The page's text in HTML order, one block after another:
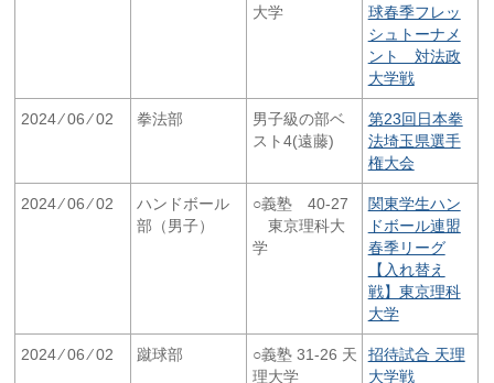
大学
球春季フレッ
シュトーナメ
ント 対法政
大学戦
2024 ⁄ 06 ⁄ 02 拳法部
男子級の部ベ
スト4(遠藤)
第23回日本拳
法埼玉県選手
権大会
2024 ⁄ 06 ⁄ 02
ハンドボール
部（男子）
○義塾 40-27
東京理科大
学
関東学生ハン
ドボール連盟
春季リーグ
【入れ替え
戦】東京理科
大学
2024 ⁄ 06 ⁄ 02 蹴球部
○義塾 31-26 天
理大学
招待試合 天理
大学戦